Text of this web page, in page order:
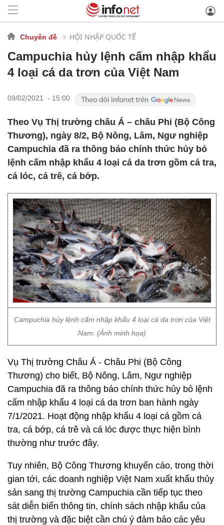
Chuyên đề HỘI NHẬP QUỐC TẾ
Campuchia hủy lệnh cấm nhập khẩu
4 loại cá da trơn của Việt Nam
09/02/2021 - 15:00
Theo Vụ Thị trường châu Á – châu Phi (Bộ Công
Thương), ngày 8/2, Bộ Nông, Lâm, Ngư nghiệp
Campuchia đã ra thông báo chính thức hủy bỏ
lệnh cấm nhập khẩu 4 loại cá da trơn gồm cá tra,
cá lóc, cá trê, cá bớp.
Campuchia hủy lệnh cấm nhập khẩu 4 loại cá da trơn của Việt
Nam. (Ảnh minh họa)
Vụ Thị trường Châu Á - Châu Phi (Bộ Công
Thương) cho biết, Bộ Nông, Lâm, Ngư nghiệp
Campuchia đã ra thông báo chính thức hủy bỏ lệnh
cấm nhập khẩu 4 loại cá da trơn ban hành ngày
7/1/2021. Hoạt động nhập khẩu 4 loại cá gồm cá
tra, cá bớp, cá trê và cá lóc được thực hiện bình
thường như trước đây.
Tuy nhiên, Bộ Công Thương khuyến cáo, trong thời
gian tới, các doanh nghiệp Việt Nam xuất khẩu thủy
sản sang thị trường Campuchia cần tiếp tục theo
sát diễn biến thông tin, chính sách nhập khẩu của
thị trường và đặc biệt cần chú ý đảm bảo các yêu